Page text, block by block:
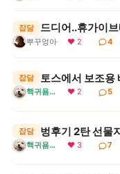
잡담 드디어..휴가이
뿌꾸엉아 ❤ 2 4
잡담 토스에서 보조용
핵귀욤서리 ❤ 2 5
잡담 벙후기 2탄 선물
핵귀욤서리 ❤ 3 7